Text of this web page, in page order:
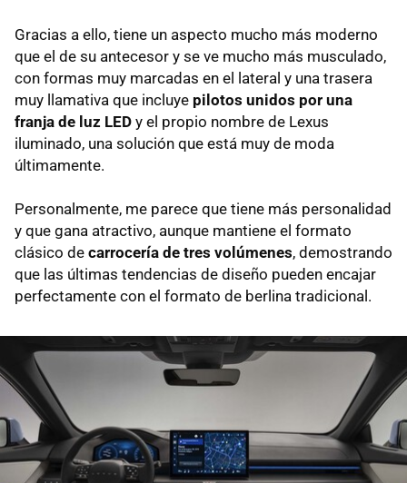
Gracias a ello, tiene un aspecto mucho más moderno
que el de su antecesor y se ve mucho más musculado,
con formas muy marcadas en el lateral y una trasera
muy llamativa que incluye pilotos unidos por una
franja de luz LED y el propio nombre de Lexus
iluminado, una solución que está muy de moda
últimamente.
Personalmente, me parece que tiene más personalidad
y que gana atractivo, aunque mantiene el formato
clásico de carrocería de tres volúmenes, demostrando
que las últimas tendencias de diseño pueden encajar
perfectamente con el formato de berlina tradicional.